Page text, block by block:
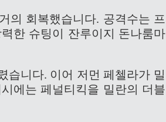
의 회복했습니다. 공격수는 프
한 슈팅이 잔루이지 돈나룸마
습니다. 이어 저먼 페첼라가 밀
에는 페널티킥을 밀란의 더블